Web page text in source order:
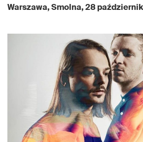
Warszawa, Smolna, 28